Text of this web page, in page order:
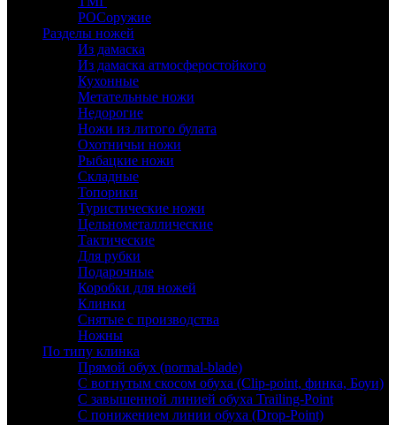
РОСоружие
Разделы ножей
Из дамаска
Из дамаска атмосферостойкого
Кухонные
Метательные ножи
Недорогие
Ножи из литого булата
Охотничьи ножи
Рыбацкие ножи
Складные
Топорики
Туристические ножи
Цельнометаллические
Тактические
Для рубки
Подарочные
Коробки для ножей
Клинки
Снятые с производства
Ножны
По типу клинка
Прямой обух (normal-blade)
С вогнутым скосом обуха (Clip-point, финка, Боуи)
С завышенной линией обуха Trailing-Point
С понижением линии обуха (Drop-Point)